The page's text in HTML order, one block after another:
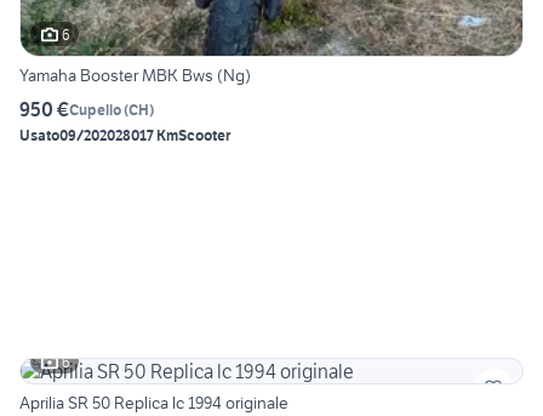
6
Yamaha Booster MBK Bws (Ng)
950 €Cupello(CH)
Usato09/202028017 KmScooter
6
Aprilia SR 50 Replica lc 1994 originale